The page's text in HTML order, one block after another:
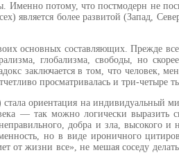
потому, что постмодерн не
является более развитой (Запад,
основных составляющих. Прежде
глобализма, свободы, но
заключается в том, что человек,
просматривалась и три-
ориента­ция на индивидуальный
— так можно логически
добра и зла, высокого
но в виде ироничного
от жизни все», не мешая соседу